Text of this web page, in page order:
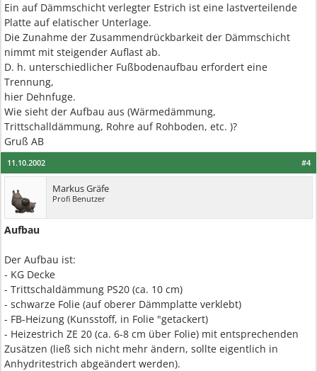
Ein auf Dämmschicht verlegter Estrich ist eine lastverteilende
Platte auf elatischer Unterlage.
Die Zunahme der Zusammendrückbarkeit der Dämmschicht
nimmt mit steigender Auflast ab.
D. h. unterschiedlicher Fußbodenaufbau erfordert eine
Trennung,
hier Dehnfuge.
Wie sieht der Aufbau aus (Wärmedämmung,
Trittschalldämmung, Rohre auf Rohboden, etc. )?
Gruß AB
#4
11.10.2002
Markus Gräfe
Profi Benutzer
Aufbau
Der Aufbau ist:
- KG Decke
- Trittschaldämmung PS20 (ca. 10 cm)
- schwarze Folie (auf oberer Dämmplatte verklebt)
- FB-Heizung (Kunsstoff, in Folie "getackert)
- Heizestrich ZE 20 (ca. 6-8 cm über Folie) mit entsprechenden
Zusätzen (ließ sich nicht mehr ändern, sollte eigentlich in
Anhydritestrich abgeändert werden).